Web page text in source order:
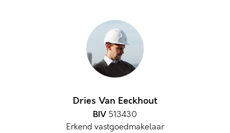
Dries Van Eeckhout
BIV 513430
Erkend vastgoedmakelaar